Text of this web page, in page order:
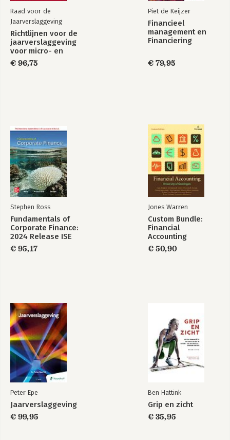
Raad voor de
Jaarverslaggeving
Richtlijnen voor de
jaarverslaggeving
voor micro- en
kleine
rechtspersonen
€ 96,75
Piet de Keijzer
Financieel
management en
Financiering
€ 79,95
Stephen Ross
Fundamentals of
Corporate Finance:
2024 Release ISE
€ 95,17
Jones Warren
Custom Bundle:
Financial
Accounting
€ 50,90
Peter Epe
Jaarverslaggeving
€ 99,95
Ben Hattink
Grip en zicht
€ 35,95